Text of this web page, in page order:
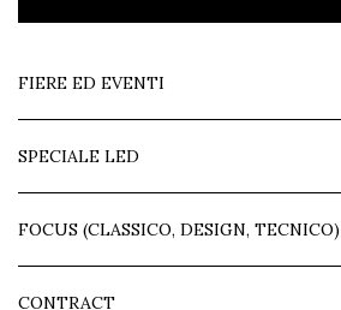
FIERE ED EVENTI
SPECIALE LED
FOCUS (CLASSICO, DESIGN, TECNICO)
CONTRACT